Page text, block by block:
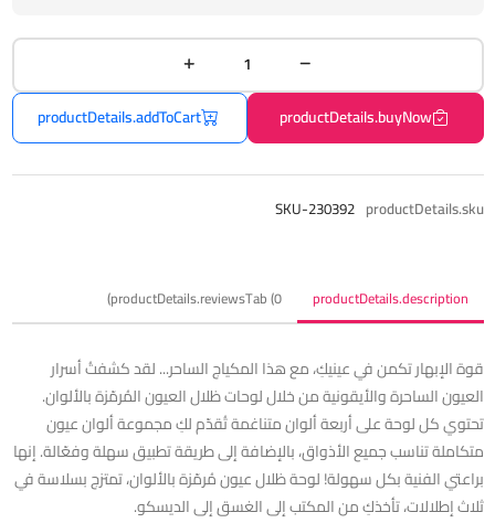
productDetails.buyNow
productDetails.addToCart
productDetails.sku
SKU-230392
productDetails.description
productDetails.reviewsTab (0)
قوة الإبهار تكمن في عينيكِ، مع هذا المكياج الساحر... لقد كشفتُ أسرار
العيون الساحرة والأيقونية من خلال لوحات ظلال العيون المُرمّزة بالألوان.
تحتوي كل لوحة على أربعة ألوان متناغمة تُقدّم لكِ مجموعة ألوان عيون
متكاملة تناسب جميع الأذواق، بالإضافة إلى طريقة تطبيق سهلة وفعّالة. إنها
براعتي الفنية بكل سهولة! لوحة ظلال عيون مُرمّزة بالألوان، تمتزج بسلاسة في
ثلاث إطلالات، تأخذكِ من المكتب إلى الغسق إلى الديسكو.